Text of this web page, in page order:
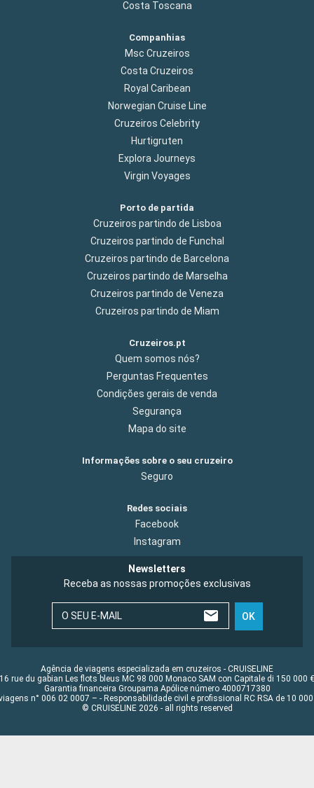
Costa Toscana
Companhias
Msc Cruzeiros
Costa Cruzeiros
Royal Caribean
Norwegian Cruise Line
Cruzeiros Celebrity
Hurtigruten
Explora Journeys
Virgin Voyages
Porto de partida
Cruzeiros partindo de Lisboa
Cruzeiros partindo de Funchal
Cruzeiros partindo de Barcelona
Cruzeiros partindo de Marselha
Cruzeiros partindo de Veneza
Cruzeiros partindo de Miam
Cruzeiros.pt
Quem somos nós?
Perguntas Frequentes
Condições gerais de venda
Segurança
Mapa do site
Informações sobre o seu cruzeiro
Seguro
Redes sociais
Facebook
Instagram
Newsletters
Receba as nossas promoções exclusivas
O SEU E-MAIL OK
Agência de viagens especializada em cruzeiros - CRUISELINE
16 rue du gabian Les flots bleus MC 98 000 Monaco SAM con Capitale di 150 000 €
Garantia financeira Groupama Apólice número 4000717380
n° 006 02 0007 – - Responsabilidade civil e profissional RC RSA de 10 000
© CRUISELINE 2026 - all rights reserved